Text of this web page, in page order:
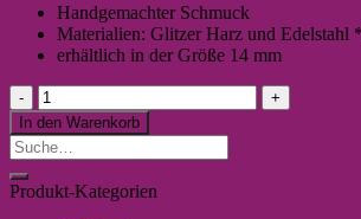
Handgemachter Schmuck
Materialien: Glitzer Harz und Edelstahl
erhältlich in der Größe 14 mm
Ohrstecker
"Glitzer
orange"
Menge
In den Warenkorb
Suche
nach:
Produkt-Kategorien